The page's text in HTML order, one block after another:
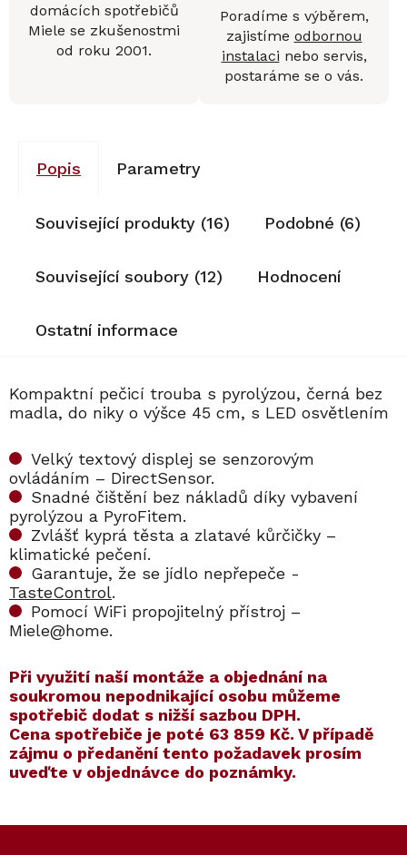
domácích spotřebičů
Miele se zkušenostmi
od roku 2001.
Poradíme s výběrem,
zajistíme odbornou
instalaci nebo servis,
postaráme se o vás.
Popis Parametry
Související produkty (16) Podobné (6)
Související soubory (12) Hodnocení
Ostatní informace
Kompaktní pečicí trouba s pyrolýzou, černá bez
madla, do niky o výšce 45 cm, s LED osvětlením
Velký textový displej se senzorovým
ovládáním – DirectSensor.
Snadné čištění bez nákladů díky vybavení
pyrolýzou a PyroFitem.
Zvlášť kyprá těsta a zlatavé kůrčičky –
klimatické pečení.
Garantuje, že se jídlo nepřepeče -
TasteControl.
Pomocí WiFi propojitelný přístroj –
Miele@home.
​​Při využití naší montáže a objednání na
soukromou nepodnikající osobu můžeme
spotřebič dodat s nižší sazbou DPH.
Cena spotřebiče je poté 63 859 Kč. V případě
zájmu o předanění tento požadavek prosím
uveďte v objednávce do poznámky.